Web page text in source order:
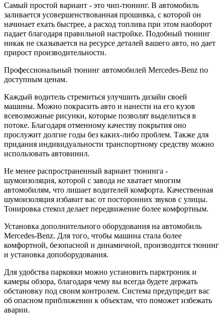
Самый простой вариант - это чип-тюнинг. В автомобиль
заливается усовершенствованная прошивка, с которой он
начинает ехать быстрее, а расход топлива при этом наоборот
падает благодаря правильной настройке. Подобный тюнинг
никак не сказывается на ресурсе деталей вашего авто, но дает
прирост производительности.
Профессиональный тюнинг автомобилей Mercedes-Benz по
доступным ценам.
Каждый водитель стремиться улучшить дизайн своей
машины. Можно покрасить авто и нанести на его кузов
всевозможные рисунки, которые позволят выделиться в
потоке. Благодаря отменному качеству покрытия оно
прослужит долгие годы без каких-либо проблем. Также для
придания индивидуальности транспортному средству можно
использовать автовинил.
Не менее распространенный вариант тюнинга -
шумоизоляция, которой с завода не хватает многим
автомобилям, что лишает водителей комфорта. Качественная
шумоизоляция избавит вас от посторонних звуков с улицы.
Тонировка стекол делает передвижение более комфортным.
Установка дополнительного оборудования на автомобиль
Mercedes-Benz. Для того, чтобы машина стала более
комфортной, безопасной и динамичной, производится тюнинг
и установка допоборудования.
Для удобства парковки можно установить парктроник и
камеры обзора, благодаря чему вы всегда будете держать
обстановку под своим контролем. Система предупредит вас
об опасном приближении к объектам, что поможет избежать
аварии.